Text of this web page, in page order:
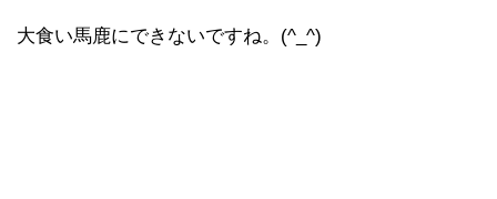
大食い馬鹿にできないですね。(^_^)